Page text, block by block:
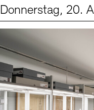
Donnerstag, 20.